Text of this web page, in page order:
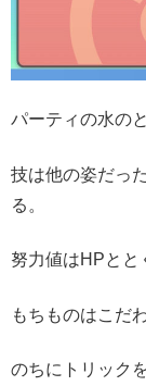
パーティの水の
技は他の姿だっ
る。
努力値はHPとと
もちものはこだ
のちにトリック